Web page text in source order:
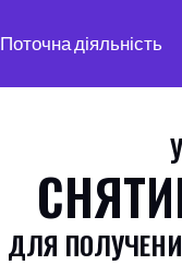
Поточна діяльність
ДЛЯ